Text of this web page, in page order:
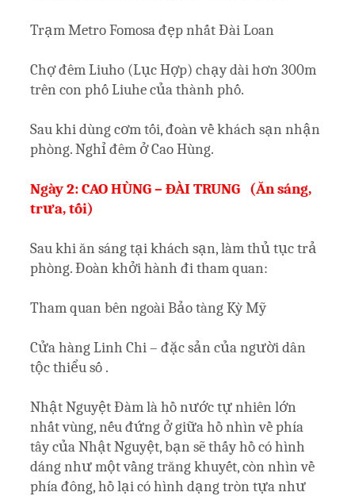
Trạm Metro Fomosa đẹp nhất Đài Loan
Chợ đêm Liuho (Lục Hợp) chạy dài hơn 300m
trên con phố Liuhe của thành phố.
Sau khi dùng cơm tối, đoàn về khách sạn nhận
phòng. Nghỉ đêm ở Cao Hùng.
Ngày 2: CAO HÙNG – ĐÀI TRUNG (Ăn sáng,
trưa, tối)
Sau khi ăn sáng tại khách sạn, làm thủ tục trả
phòng. Đoàn khởi hành đi tham quan:
Tham quan bên ngoài Bảo tàng Kỳ Mỹ
Cửa hàng Linh Chi – đặc sản của người dân
tộc thiểu số .
Nhật Nguyệt Đàm là hồ nước tự nhiên lớn
nhất vùng, nếu đứng ở giữa hồ nhìn về phía
tây của Nhật Nguyệt, bạn sẽ thấy hồ có hình
dáng như một vầng trăng khuyết, còn nhìn về
phía đông, hồ lại có hình dạng tròn tựa như